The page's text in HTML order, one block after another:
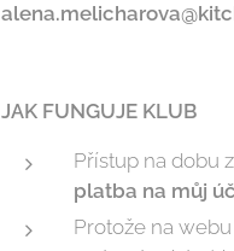
JAK FUNGUJE KLUB
Přístup na dobu
platba na můj
Protože na